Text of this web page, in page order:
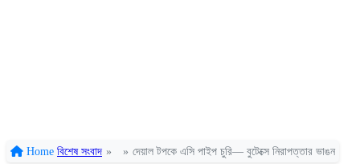
Home বিশেষ সংবাদ » » দেয়াল টপকে এসি পাইপ চুরি— বুটেক্সে নিরাপত্তার ভাঙন